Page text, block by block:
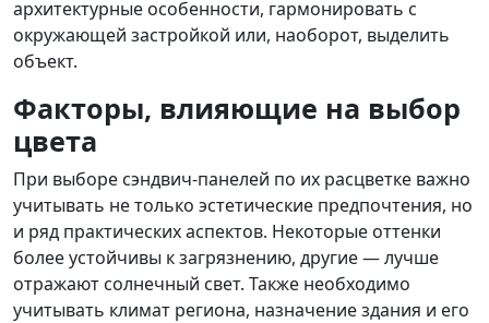
архитектурные особенности, гармонировать с
окружающей застройкой или, наоборот, выделить
объект.
Факторы, влияющие на выбор
цвета
При выборе сэндвич-панелей по их расцветке важно
учитывать не только эстетические предпочтения, но
и ряд практических аспектов. Некоторые оттенки
более устойчивы к загрязнению, другие — лучше
отражают солнечный свет. Также необходимо
учитывать климат региона, назначение здания и его